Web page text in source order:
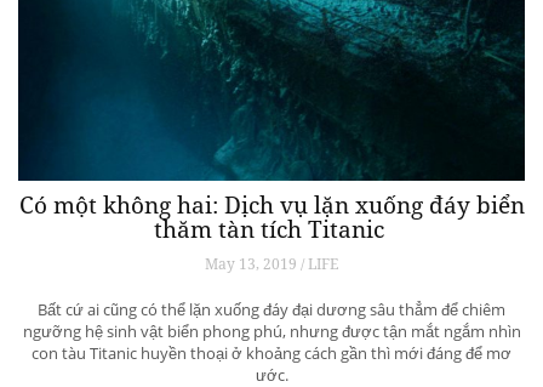
Có một không hai: Dịch vụ lặn xuống đáy biển
thăm tàn tích Titanic
May 13, 2019 / LIFE
Bất cứ ai cũng có thể lặn xuống đáy đại dương sâu thẳm để chiêm
ngưỡng hệ sinh vật biển phong phú, nhưng được tận mắt ngắm nhìn
con tàu Titanic huyền thoại ở khoảng cách gần thì mới đáng để mơ
ước.